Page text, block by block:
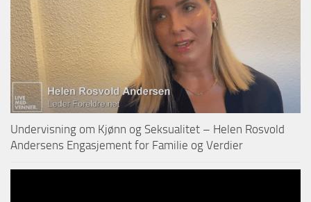
Undervisning om Kjønn og Seksualitet – Helen Rosvold
Andersens Engasjement for Familie og Verdier